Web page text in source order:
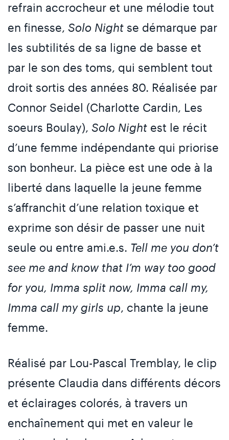
refrain accrocheur et une mélodie tout
en finesse, Solo Night se démarque par
les subtilités de sa ligne de basse et
par le son des toms, qui semblent tout
droit sortis des années 80. Réalisée par
Connor Seidel (Charlotte Cardin, Les
soeurs Boulay), Solo Night est le récit
d’une femme indépendante qui priorise
son bonheur. La pièce est une ode à la
liberté dans laquelle la jeune femme
s’affranchit d’une relation toxique et
exprime son désir de passer une nuit
seule ou entre ami.e.s. Tell me you don’t
see me and know that I’m way too good
for you, Imma split now, Imma call my,
Imma call my girls up, chante la jeune
femme.
Réalisé par Lou-Pascal Tremblay, le clip
présente Claudia dans différents décors
et éclairages colorés, à travers un
enchaînement qui met en valeur le